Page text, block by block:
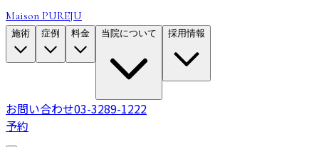
Maison PUREJU
施術 症例 料金 当院について 採用情報
お問い合わせ03-3289-1222
予約